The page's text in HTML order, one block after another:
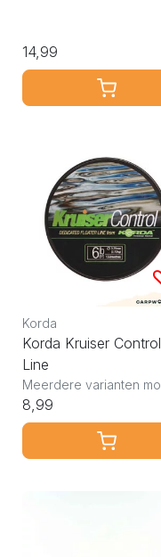
14,99
Korda
Korda Kruiser Control
Line
8,99